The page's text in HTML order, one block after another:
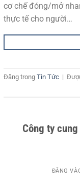
cơ chế đóng/mở
thực tế cho người…
Đăng trong Tin Tức |
Công ty
ĐĂNG